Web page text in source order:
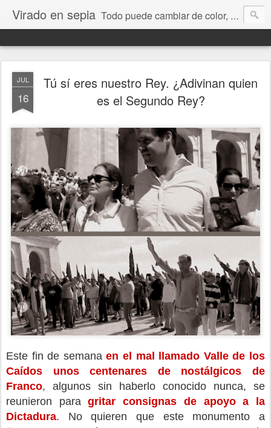
Virado en sepia Todo puede cambiar de color, depende de nosotros y de nuestra capacidad para aprender a mirar. Hablamos de sociedad, economía, empresa, política, RRHH, formación. De Historia reciente, de educación y de temas sociales.
JUL
16
Tú sí eres nuestro Rey. ¿Adivinan quien
es el Segundo Rey?
Este fin de semanaen el mal llamado Valle de los
Caídos unos centenares de nostálgicos de
Franco, algunos sin haberlo conocido nunca, se
reunieron paragritar consignas de apoyo a la
Dictadura. No quieren que este monumento a